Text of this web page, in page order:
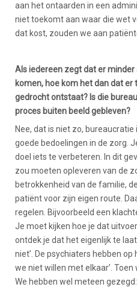
aan het ontaarden in een
niet toekomt aan waar die wet
dat kost, zouden we aan
Als iedereen zegt dat er
komen, hoe kom het dan dat er
gedrocht ontstaat? Is die
proces buiten beeld gebleven?
Nee, dat is niet zo,
goede bedoelingen in de zorg.
doel iets te verbeteren. In dit
zou moeten opleveren van de
betrokkenheid van de familie,
patiënt voor zijn eigen route.
regelen. Bijvoorbeeld een
Je moet kijken hoe je dat
ontdek je dat het eigenlijk te
niet’. De psychiaters hebben
we niet willen met elkaar’.
We hebben wel meteen